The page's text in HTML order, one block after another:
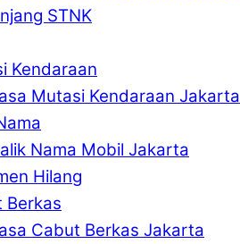
STNK
Kendaraan
Mutasi Kendaraan Jakarta
Nama Mobil Jakarta
Hilang
Berkas
Cabut Berkas Jakarta